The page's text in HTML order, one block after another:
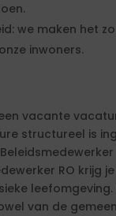
we maken het
inwoners.
vacante
structureel is
RO krijg
van de